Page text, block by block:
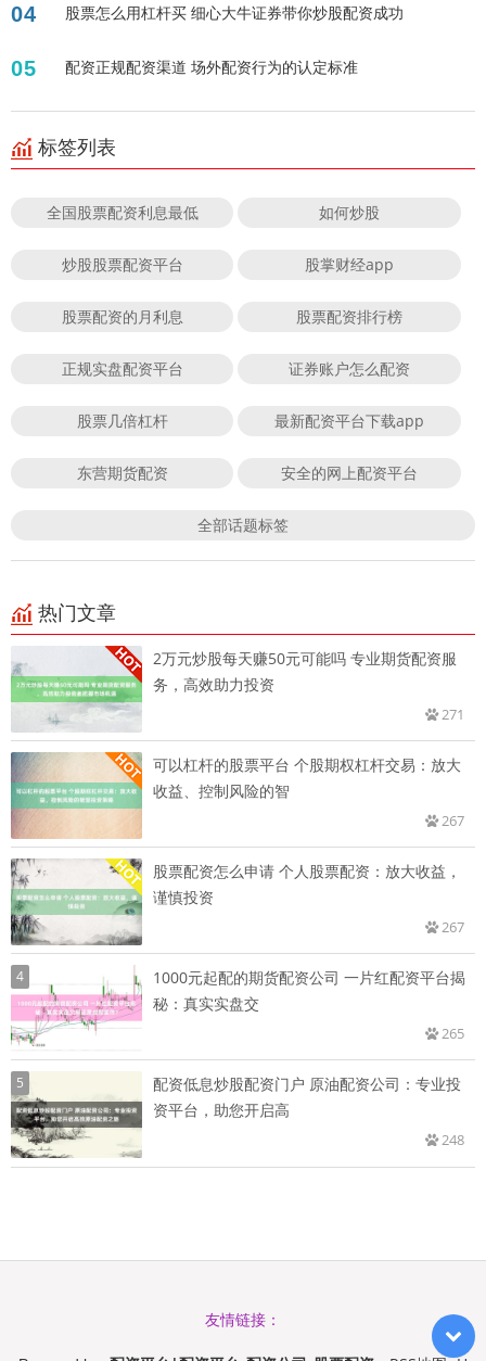
04 股票怎么用杠杆买 细心大牛证券带你炒股配资成功
05 配资正规配资渠道 场外配资行为的认定标准
标签列表
全国股票配资利息最低 如何炒股
炒股股票配资平台 股掌财经app
股票配资的月利息 股票配资排行榜
正规实盘配资平台 证券账户怎么配资
股票几倍杠杆 最新配资平台下载app
东营期货配资 安全的网上配资平台
全部话题标签
热门文章
2万元炒股每天赚50元可能吗 专业期货配资服
务，高效助力投资
271
可以杠杆的股票平台 个股期权杠杆交易：放大
收益、控制风险的智
267
股票配资怎么申请 个人股票配资：放大收益，
谨慎投资
267
4
1000元起配的期货配资公司 一片红配资平台揭
秘：真实实盘交
265
5
配资低息炒股配资门户 原油配资公司：专业投
资平台，助您开启高
248
友情链接：